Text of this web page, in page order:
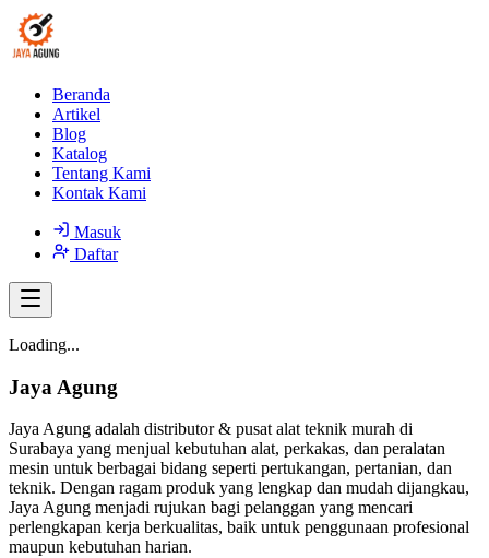
Beranda
Artikel
Blog
Katalog
Tentang Kami
Kontak Kami
Masuk
Daftar
Loading...
Jaya Agung
Jaya Agung adalah distributor & pusat alat teknik murah di
Surabaya yang menjual kebutuhan alat, perkakas, dan peralatan
mesin untuk berbagai bidang seperti pertukangan, pertanian, dan
teknik. Dengan ragam produk yang lengkap dan mudah dijangkau,
Jaya Agung menjadi rujukan bagi pelanggan yang mencari
perlengkapan kerja berkualitas, baik untuk penggunaan profesional
maupun kebutuhan harian.